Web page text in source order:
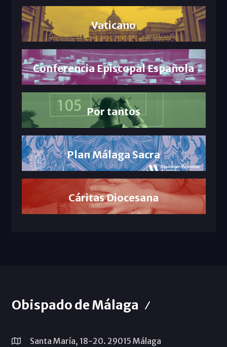
Vaticano
Conferencia Episcopal Española
Por tantos
Plan Málaga Sacra
Cáritas Diocesana
Obispado de Málaga
Santa María, 18-20. 29015 Málaga